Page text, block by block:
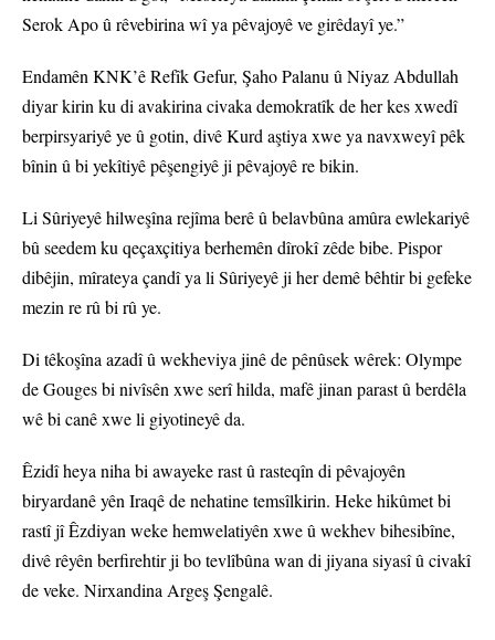
Serok Apo û rêvebirina wî ya pêvajoyê ve girêdayî ye.”
Endamên KNK’ê Refîk Gefur, Şaho Palanu û Niyaz Abdullah
diyar kirin ku di avakirina civaka demokratîk de her kes xwedî
berpirsyariyê ye û gotin, divê Kurd aştiya xwe ya navxweyî pêk
bînin û bi yekîtiyê pêşengiyê ji pêvajoyê re bikin.
Li Sûriyeyê hilweşîna rejîma berê û belavbûna amûra ewlekariyê
bû seedem ku qeçaxçitiya berhemên dîrokî zêde bibe. Pispor
dibêjin, mîrateya çandî ya li Sûriyeyê ji her demê bêhtir bi gefeke
mezin re rû bi rû ye.
Di têkoşîna azadî û wekheviya jinê de pênûsek wêrek: Olympe
de Gouges bi nivîsên xwe serî hilda, mafê jinan parast û berdêla
wê bi canê xwe li giyotineyê da.
Êzidî heya niha bi awayeke rast û rasteqîn di pêvajoyên
biryardanê yên Iraqê de nehatine temsîlkirin. Heke hikûmet bi
rastî jî Êzdiyan weke hemwelatiyên xwe û wekhev bihesibîne,
divê rêyên berfirehtir ji bo tevlîbûna wan di jiyana siyasî û civakî
de veke. Nirxandina Argeş Şengalê.